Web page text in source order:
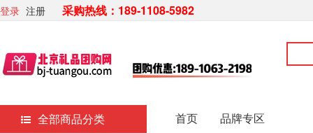
登录 注册 采购热线：189-1108-5982
全部商品分类 首页 品牌专区